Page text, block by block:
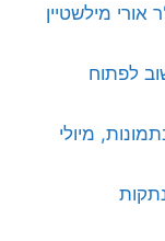
מילשטיין
לפתוח
מיולי